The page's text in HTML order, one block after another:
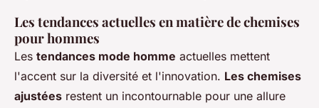
Les tendances actuelles en matière de chemises
pour hommes
Les tendances mode homme actuelles mettent
l'accent sur la diversité et l'innovation. Les chemises
ajustées restent un incontournable pour une allure